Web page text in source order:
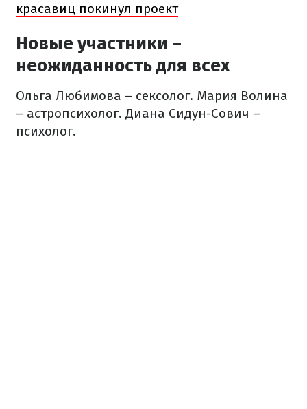
красавиц покинул проект
Новые участники –
неожиданность для всех
Ольга Любимова – сексолог. Мария Волина
– астропсихолог. Диана Сидун-Сович –
психолог.